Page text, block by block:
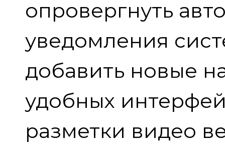
опровергнуть
уведомления
добавить новые
удобных
разметки видео